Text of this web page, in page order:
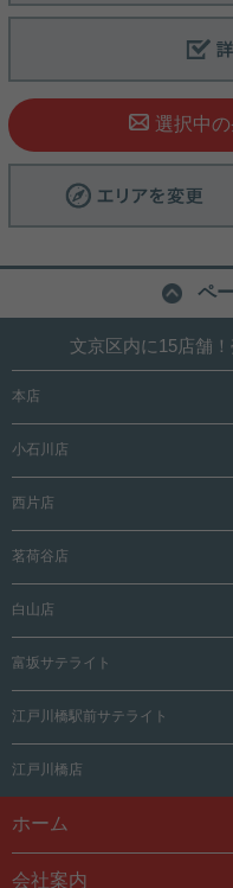
選択中
ペ
文京区内に15店舗
本店
小石川店
西片店
茗荷谷店
白山店
富坂サテライト
江戸川橋駅前サテライト
江戸川橋店
ホーム
会社案内